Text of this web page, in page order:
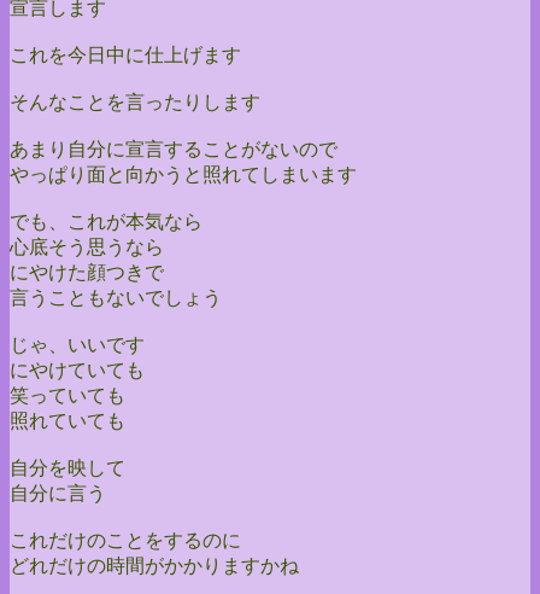
宣言します
これを今日中に仕上げます
そんなことを言ったりします
あまり自分に宣言することがないので
やっぱり面と向かうと照れてしまいます
でも、これが本気なら
心底そう思うなら
にやけた顔つきで
言うこともないでしょう
じゃ、いいです
にやけていても
笑っていても
照れていても
自分を映して
自分に言う
これだけのことをするのに
どれだけの時間がかかりますかね